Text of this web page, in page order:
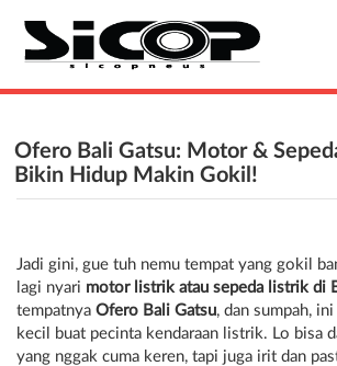
Ofero Bali Gatsu: Motor &
Bikin Hidup Makin Gokil!
Jadi gini, gue tuh nemu tempat yang gokil
lagi nyari motor listrik atau sepeda listrik di
tempatnya Ofero Bali Gatsu, dan sumpah,
kecil buat pecinta kendaraan listrik. Lo bisa
yang nggak cuma keren, tapi juga irit dan